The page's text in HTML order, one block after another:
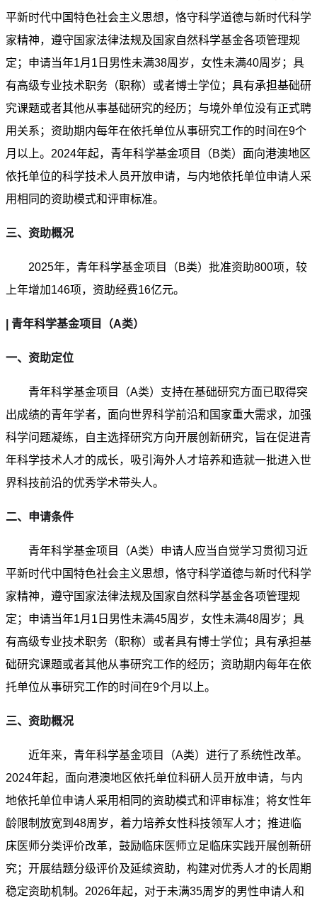
平新时代中国特色社会主义思想，恪守科学道德与新时代科学
家精神，遵守国家法律法规及国家自然科学基金各项管理规
定；申请当年1月1日男性未满38周岁，女性未满40周岁；具
有高级专业技术职务（职称）或者博士学位；具有承担基础研
究课题或者其他从事基础研究的经历；与境外单位没有正式聘
用关系；资助期内每年在依托单位从事研究工作的时间在9个
月以上。2024年起，青年科学基金项目（B类）面向港澳地区
依托单位的科学技术人员开放申请，与内地依托单位申请人采
用相同的资助模式和评审标准。
三、资助概况
2025年，青年科学基金项目（B类）批准资助800项，较
上年增加146项，资助经费16亿元。
| 青年科学基金项目（A类）
一、资助定位
青年科学基金项目（A类）支持在基础研究方面已取得突
出成绩的青年学者，面向世界科学前沿和国家重大需求，加强
科学问题凝练，自主选择研究方向开展创新研究，旨在促进青
年科学技术人才的成长，吸引海外人才培养和造就一批进入世
界科技前沿的优秀学术带头人。
二、申请条件
青年科学基金项目（A类）申请人应当自觉学习贯彻习近
平新时代中国特色社会主义思想，恪守科学道德与新时代科学
家精神，遵守国家法律法规及国家自然科学基金各项管理规
定；申请当年1月1日男性未满45周岁，女性未满48周岁；具
有高级专业技术职务（职称）或者具有博士学位；具有承担基
础研究课题或者其他从事研究工作的经历；资助期内每年在依
托单位从事研究工作的时间在9个月以上。
三、资助概况
近年来，青年科学基金项目（A类）进行了系统性改革。
2024年起，面向港澳地区依托单位科研人员开放申请，与内
地依托单位申请人采用相同的资助模式和评审标准；将女性年
龄限制放宽到48周岁，着力培养女性科技领军人才；推进临
床医师分类评价改革，鼓励临床医师立足临床实践开展创新研
究；开展结题分级评价及延续资助，构建对优秀人才的长周期
稳定资助机制。2026年起，对于未满35周岁的男性申请人和